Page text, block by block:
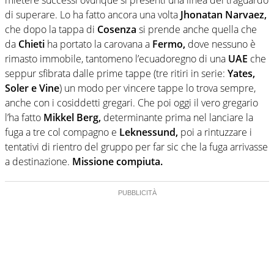
di superare. Lo ha fatto ancora una volta Jhonatan Narvaez,
che dopo la tappa di Cosenza si prende anche quella che
da Chieti ha portato la carovana a Fermo, dove nessuno è
rimasto immobile, tantomeno l’ecuadoregno di una UAE che
seppur sfibrata dalle prime tappe (tre ritiri in serie: Yates,
Soler e Vine) un modo per vincere tappe lo trova sempre,
anche con i cosiddetti gregari. Che poi oggi il vero gregario
l’ha fatto Mikkel Berg, determinante prima nel lanciare la
fuga a tre col compagno e Leknessund, poi a rintuzzare i
tentativi di rientro del gruppo per far sic che la fuga arrivasse
a destinazione. Missione compiuta.